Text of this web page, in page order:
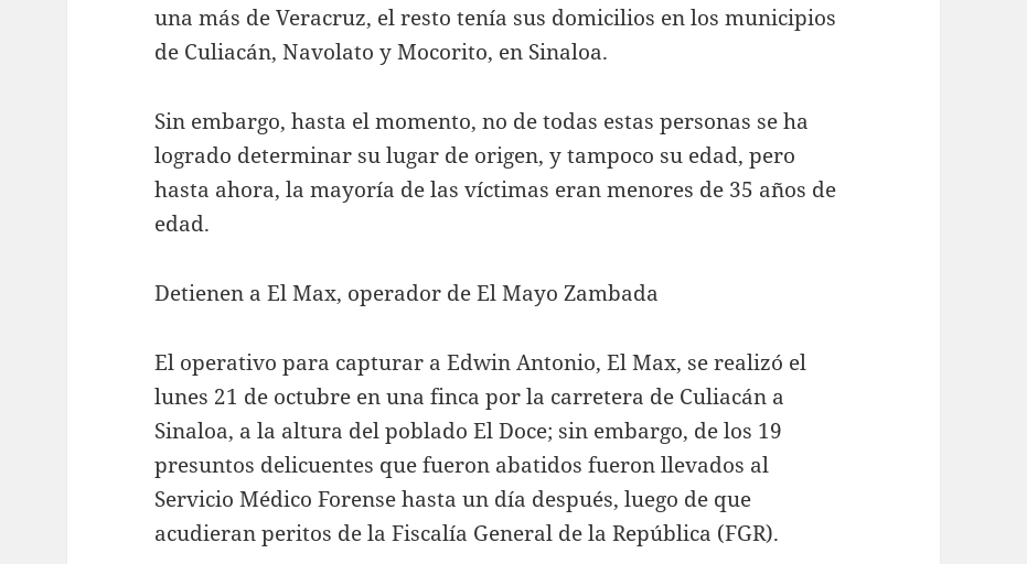
una más de Veracruz, el resto tenía sus domicilios en los municipios
de Culiacán, Navolato y Mocorito, en Sinaloa.
Sin embargo, hasta el momento, no de todas estas personas se ha
logrado determinar su lugar de origen, y tampoco su edad, pero
hasta ahora, la mayoría de las víctimas eran menores de 35 años de
edad.
Detienen a El Max, operador de El Mayo Zambada
El operativo para capturar a Edwin Antonio, El Max, se realizó el
lunes 21 de octubre en una finca por la carretera de Culiacán a
Sinaloa, a la altura del poblado El Doce; sin embargo, de los 19
presuntos delicuentes que fueron abatidos fueron llevados al
Servicio Médico Forense hasta un día después, luego de que
acudieran peritos de la Fiscalía General de la República (FGR).